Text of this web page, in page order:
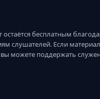
остаётся бесплатным
слушателей. Если
можете поддержать